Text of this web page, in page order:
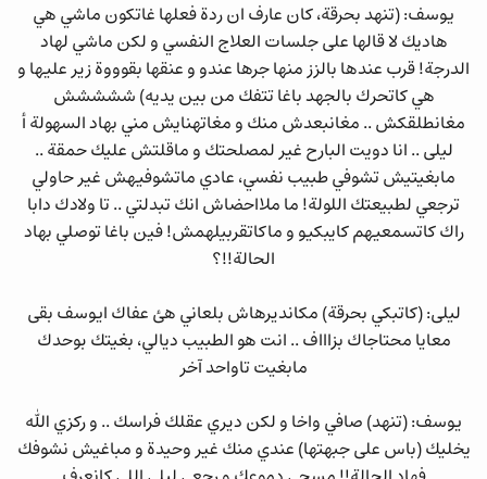
يوسف: (تنهد بحرقة، كان عارف ان ردة فعلها غاتكون ماشي هي
هاديك لا قالها على جلسات العلاج النفسي و لكن ماشي لهاد
الدرجة! قرب عندها بالزز منها جرها عندو و عنقها بقوووة زير عليها و
هي كاتحرك بالجهد باغا تتفك من بين يديه) ششششش
مغانطلقكش .. مغانبعدش منك و مغاتهنايش مني بهاد السهولة أ
ليلى .. انا دويت البارح غير لمصلحتك و ماقلتش عليك حمقة ..
مابغيتيش تشوفي طبيب نفسي، عادي ماتشوفيهش غير حاولي
ترجعي لطبيعتك اللولة! ما ملااحضاش انك تبدلتي .. تا ولادك دابا
راك كاتسمعيهم كايبكيو و ماكاتقربيلهمش! فين باغا توصلي بهاد
الحالة!!؟
ليلى: (كاتبكي بحرقة) مكانديرهاش بلعاني هئ عفاك ايوسف بقى
معايا محتاجاك بزاااف .. انت هو الطبيب ديالي، بغيتك بوحدك
مابغيت تاواحد آخر
يوسف: (تنهد) صافي واخا و لكن ديري عقلك فراسك .. و ركزي الله
يخليك (باس على جبهتها) عندي منك غير وحيدة و مباغيش نشوفك